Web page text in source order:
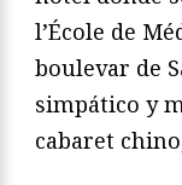
l’École de
boulevar de
simpático y
cabaret